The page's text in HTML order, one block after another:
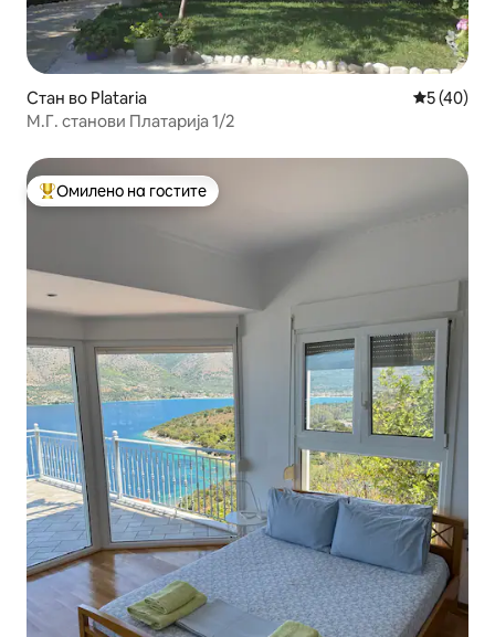
Стан во Plataria Просечна
5 (40)
М.Г. станови Платарија 1/2
Меѓу најуспешните „Омилени на гостите“
Омилено на гостите